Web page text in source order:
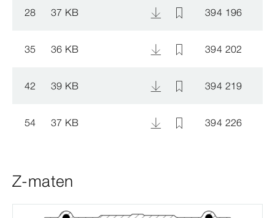
28 37 KB 394 196
35 36 KB 394 202
42 39 KB 394 219
54 37 KB 394 226
Z-maten